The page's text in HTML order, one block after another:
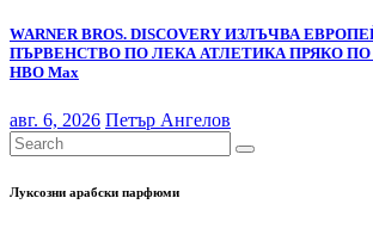
WARNER BROS. DISCOVERY ИЗЛЪЧВА
ПЪРВЕНСТВО ПО ЛЕКА АТЛЕТИКА ПРЯКО
НВО Мах
авг. 6, 2026 Петър Ангелов
Луксозни арабски парфюми